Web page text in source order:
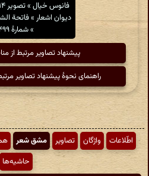
دیوان اشعار » فاتحة
» شمارهٔ ۴۹۹
پیشنهاد تصاویر مرتبط از
راهنمای نحوهٔ پیشنهاد تصاویر
اطّلاعات واژگان تصاویر مشق شعر
حاشیه‌ها